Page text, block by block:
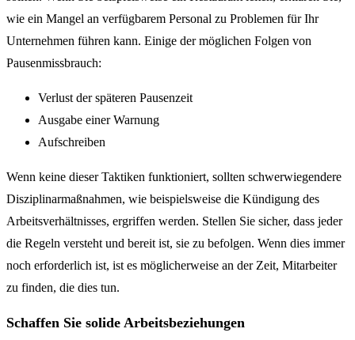
wie ein Mangel an verfügbarem Personal zu Problemen für Ihr
Unternehmen führen kann. Einige der möglichen Folgen von
Pausenmissbrauch:
Verlust der späteren Pausenzeit
Ausgabe einer Warnung
Aufschreiben
Wenn keine dieser Taktiken funktioniert, sollten schwerwiegendere
Disziplinarmaßnahmen, wie beispielsweise die Kündigung des
Arbeitsverhältnisses, ergriffen werden. Stellen Sie sicher, dass jeder
die Regeln versteht und bereit ist, sie zu befolgen. Wenn dies immer
noch erforderlich ist, ist es möglicherweise an der Zeit, Mitarbeiter
zu finden, die dies tun.
Schaffen Sie solide Arbeitsbeziehungen